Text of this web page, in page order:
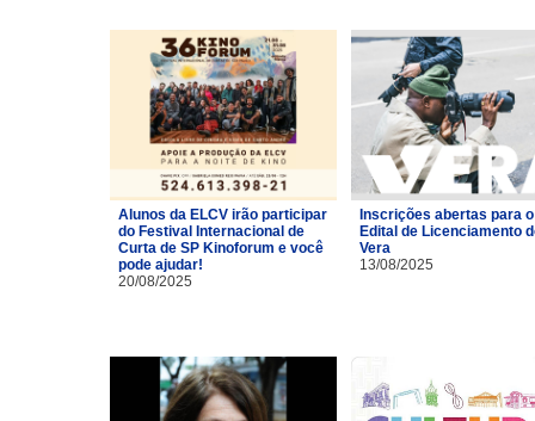
Alunos da ELCV irão participar
do Festival Internacional de
Curta de SP Kinoforum e você
pode ajudar!
20/08/2025
Inscrições abertas para o
Edital de Licenciamento
Vera
13/08/2025